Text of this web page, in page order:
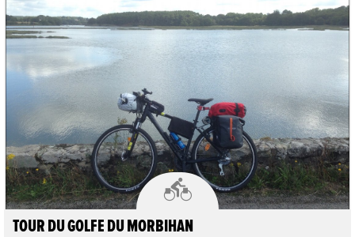

TOUR DU GOLFE DU MORBIHAN